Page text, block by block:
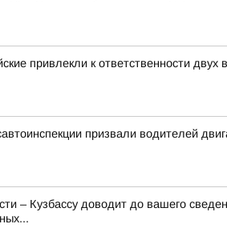
привлекли к ответственности
призвали водителей
– Кузбассу доводит до вашего